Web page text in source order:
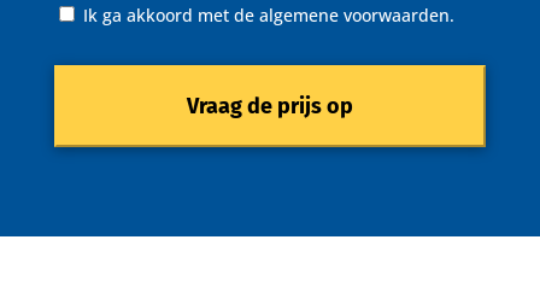
Instemming
Ik ga akkoord met de algemene voorwaarden.